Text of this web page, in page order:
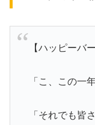
【ハッピーバ
「こ、この一
「それでも皆